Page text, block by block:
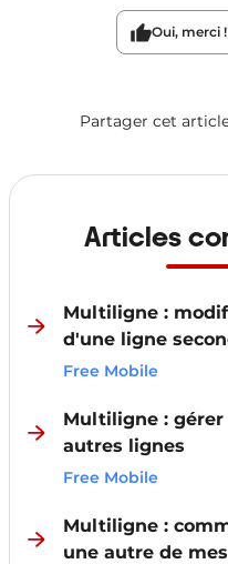
Oui, merci !
Partager cet
Articles
Multiligne :
d'une ligne
Free Mobile
Multiligne :
autres lignes
Free Mobile
Multiligne :
une autre de